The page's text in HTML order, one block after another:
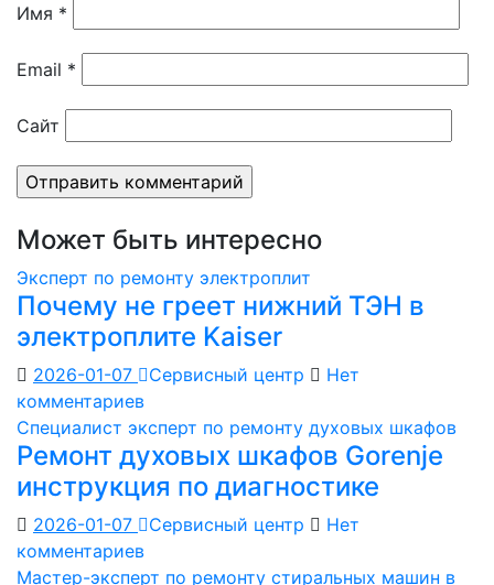
Имя *
Email *
Сайт
Может быть интересно
Эксперт по ремонту электроплит
Почему не греет нижний ТЭН в
электроплите Kaiser
2026-01-07 Сервисный центр
Нет
комментариев
Специалист эксперт по ремонту духовых шкафов
Ремонт духовых шкафов Gorenje
инструкция по диагностике
2026-01-07 Сервисный центр
Нет
комментариев
Мастер-эксперт по ремонту стиральных машин в